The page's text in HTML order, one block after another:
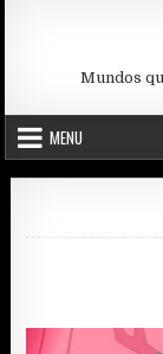
Mundos
MENU